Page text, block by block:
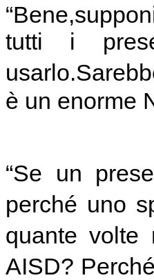
tutti i
è un enorme
“Se un
perché uno
quante volte
AISD?